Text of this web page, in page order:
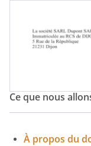
Ce que nous
À propos du